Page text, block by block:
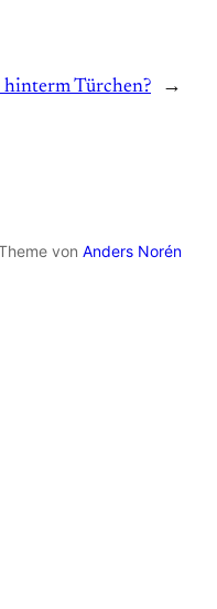
hinterm Türchen?
→
von Anders Norén